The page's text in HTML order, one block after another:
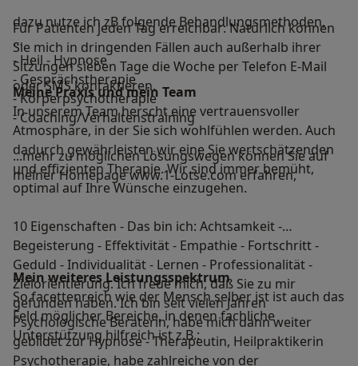
Für Patienten jeden Tag erreichbar: Natürlich können
Sie mich in dringenden Fällen auch außerhalb ihrer
Sitzungen sieben Tage die Woche per Telefon E-Mail
oder SMS kontaktieren.
dazu nutze ich zB folgende Behandlungsmethoden,
- Heil - Hypnose
- Gesprächstherapie
- Körperpsychotherapie
- Coaching/Verhaltenstraining
...mehr zu möglichen Lösungswegen können Sie auf
meiner Homepage www.1-Lotse.com erfahren,
Meine Praxis und mein Team
In unserem Team herscht eine vertrauensvoller
Atmosphäre, in der Sie sich wohlfühlen werden. Auch
dadurch gewährleisten wir eine Sie wertschätzenden
und effizienten Therapie. Wir sind immer bemüht,
optimal auf Ihre Wünsche einzugehen.
10 Eigenschaften - Das bin ich: Achtsamkeit -
Begeisterung - Effektivität - Empathie - Fortschritt -
Geduld - Individualität - Lernen - Professionalität -
Zielorientierung. Ich freue mich, daß Sie zu mir
gefunden haben. Ich bin seit vielen Jahren
Psychologische Beraterin, habe mich dann weiter
gebildet zur Hypnose - Therapeutin, Heilpraktikerin
Psychotherapie, habe zahlreiche von der
Mein weiteres Leistungs­spektrum
So facettenreich wie der Mensch selber ist ist auch das
Feld möglicher Bereiche, in denen fachliche
Unterstützung hilfreich ist z.B.: